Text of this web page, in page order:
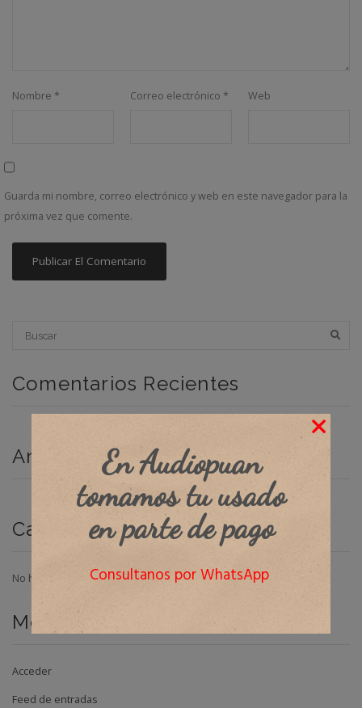
Nombre * Correo electrónico * Web
Guarda mi nombre, correo electrónico y web en este navegador para la
próxima vez que comente.
Comentarios Recientes
Archivos
Categorías
No hay categorías
Meta
Acceder
Feed de entradas
En Audiopuan
tomamos tu usado
en parte de pago
Consultanos por WhatsApp